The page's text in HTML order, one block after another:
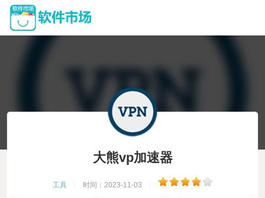
大熊vp加速器
工具 时间：2023-11-03